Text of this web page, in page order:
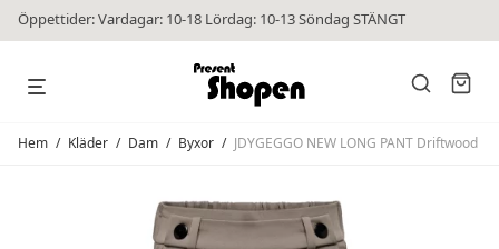
Öppettider: Vardagar: 10-18 Lördag: 10-13 Söndag STÄNGT
Hem / Kläder / Dam / Byxor / JDYGEGGO NEW LONG PANT Driftwood